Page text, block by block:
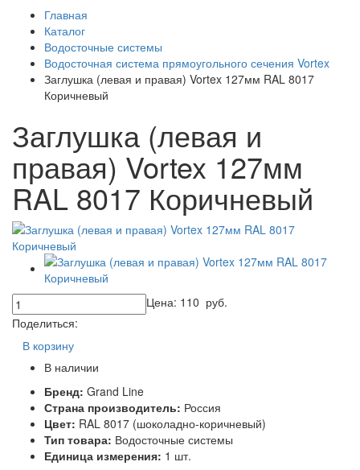
Главная
Каталог
Водосточные системы
Водосточная система прямоугольного сечения Vortex
Заглушка (левая и правая) Vortex 127мм RAL 8017
Коричневый
Заглушка (левая и
правая) Vortex 127мм
RAL 8017 Коричневый
Цена: 110 руб.
Поделиться:
В корзину
В наличии
Бренд: Grand Line
Страна производитель: Россия
Цвет: RAL 8017 (шоколадно-коричневый)
Тип товара: Водосточные системы
Единица измерения: 1 шт.